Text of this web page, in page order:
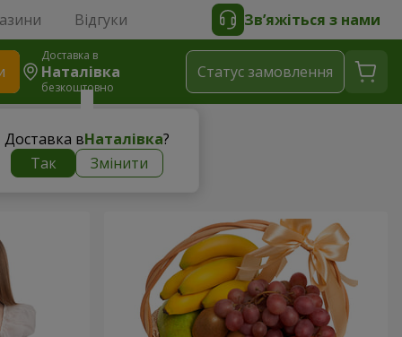
Відгуки Зв’яжіться з нами
Доставка в
Наталівка
безкоштовно
Доставка вНаталівка?
Так
Змінити
Статус замовлення